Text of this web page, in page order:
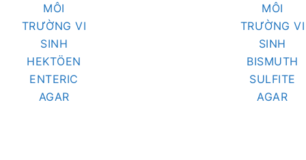
MÔI
TRƯỜNG VI
SINH
HEKTÖEN
ENTERIC
AGAR
MÔI
TRƯỜNG VI
SINH
BISMUTH
SULFITE
AGAR